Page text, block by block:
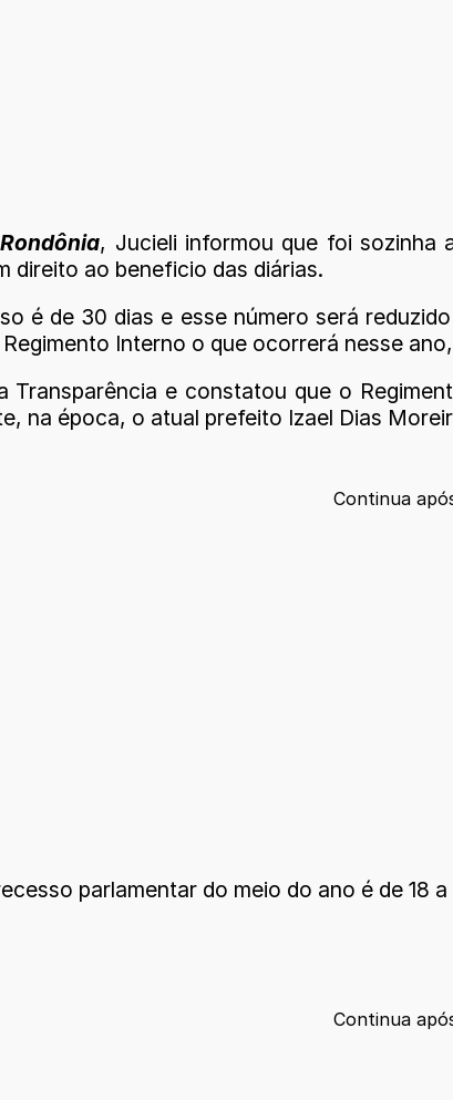
, Jucieli informou que foi sozinha
direito ao beneficio das diárias.
é de 30 dias e esse número será
Interno o que ocorrerá nesse
Transparência e constatou que o
na época, o atual prefeito Izael Dias
Continua
parlamentar do meio do ano é de 18
Continua